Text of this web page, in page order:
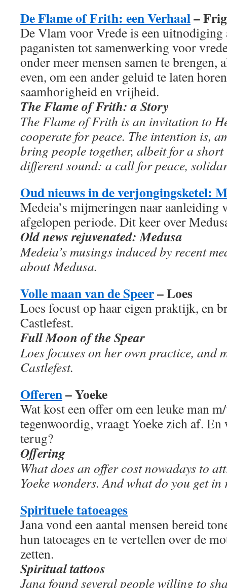
De Flame of Frith: een Verhaal–
De Vlam voor Vrede is een uitnodiging
paganisten tot samenwerking voor
onder meer mensen samen te brengen,
even, om een ander geluid te laten
saamhorigheid en vrijheid.
The Flame of Frith: a Story
The Flame of Frith is an invitation to
cooperate for peace. The intention is,
bring people together, albeit for a
different sound: a call for peace,
Oud nieuws in de verjongingsketel:
Medeia’s mijmeringen naar aanleiding
afgelopen periode. Dit keer over
Old news rejuvenated: Medusa
Medeia’s musings induced by recent
about Medusa.
Volle maan van de Speer– Loes
Loes focust op haar eigen praktijk, en
Castlefest.
Full Moon of the Spear
Loes focuses on her own practice, and
Castlefest.
Offeren– Yoeke
Wat kost een offer om een leuke man
tegenwoordig, vraagt Yoeke zich af.
terug?
Offering
What does an offer cost nowadays to
Yoeke wonders. And what do you get
Spirituele tatoeages
Jana vond een aantal mensen bereid
hun tatoeages en te vertellen over de
zetten.
Spiritual tattoos
Jana found several people willing to